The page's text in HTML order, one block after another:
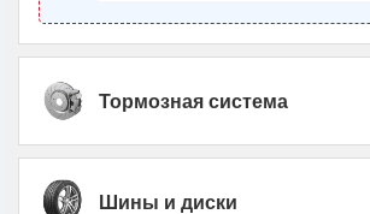
Тормозная система
Шины и диски